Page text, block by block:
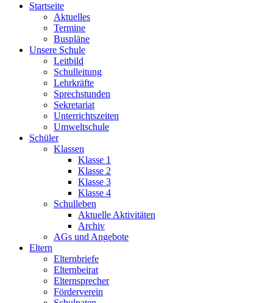
Startseite
Aktuelles
Termine
Buspläne
Unsere Schule
Leitbild
Schulleitung
Lehrkräfte
Sprechstunden
Sekretariat
Unterrichtszeiten
Umweltschule
Schüler
Klassen
Klasse 1
Klasse 2
Klasse 3
Klasse 4
Schulleben
Aktuelle Aktivitäten
Archiv
AGs und Angebote
Eltern
Elternbriefe
Elternbeirat
Elternsprecher
Förderverein